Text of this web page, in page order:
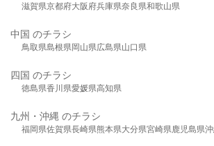
滋賀県京都府大阪府兵庫県奈良県和歌山県
中国 のチラシ
鳥取県島根県岡山県広島県山口県
四国 のチラシ
徳島県香川県愛媛県高知県
九州・沖縄 のチラシ
福岡県佐賀県長崎県熊本県大分県宮崎県鹿児島県